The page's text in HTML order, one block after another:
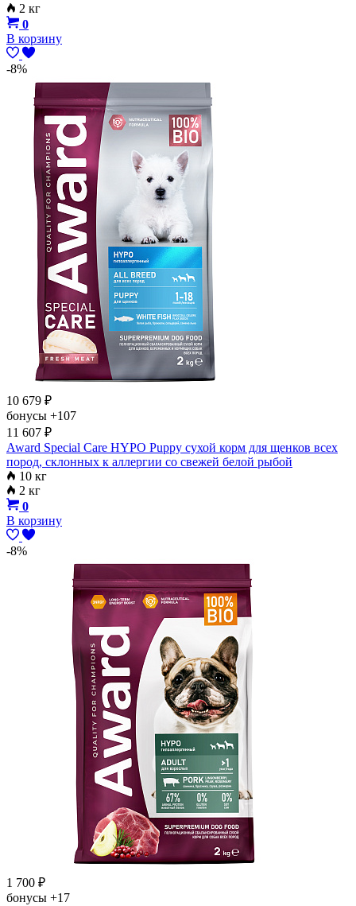
2 кг
0
В корзину
-8%
10 679 ₽
бонусы +107
11 607 ₽
Award Special Care HYPO Puppy сухой корм для щенков всех
пород, склонных к аллергии со свежей белой рыбой
10 кг
2 кг
0
В корзину
-8%
1 700 ₽
бонусы +17